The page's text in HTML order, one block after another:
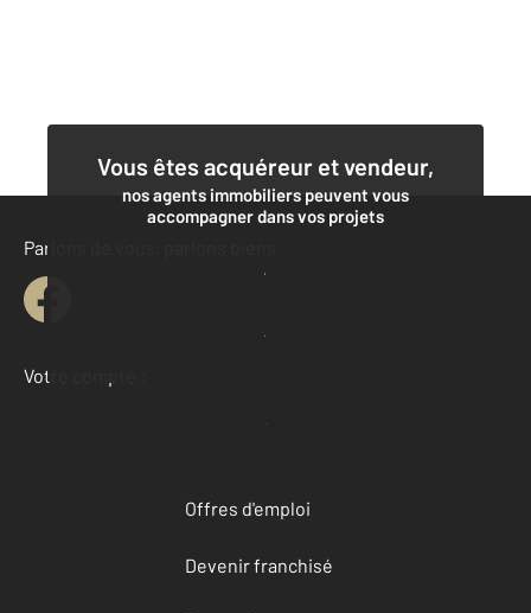
Vous êtes acquéreur et vendeur,
nos agents immobiliers peuvent vous
accompagner dans vos projets
Contacter l'agence
Demander une estimation
Parlons de vous, parlons biens
Votre compte :
Accéder à mon compte
Offres d'emploi
Devenir franchisé